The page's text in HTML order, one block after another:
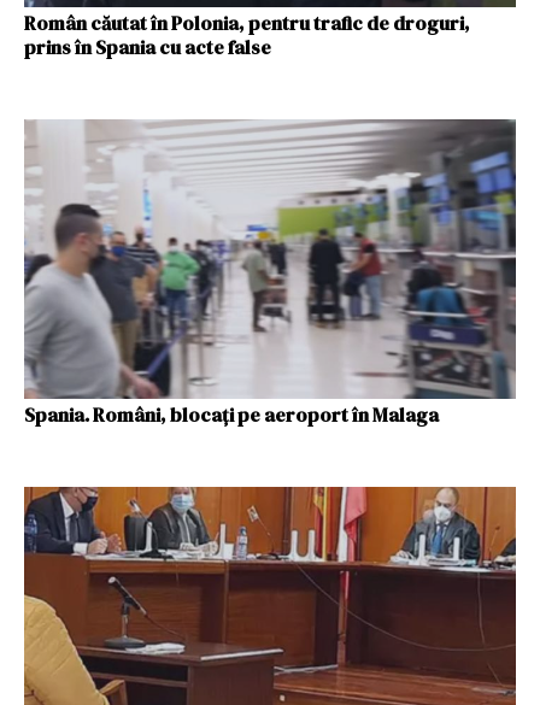
Român căutat în Polonia, pentru trafic de droguri,
prins în Spania cu acte false
Spania. Români, blocați pe aeroport în Malaga